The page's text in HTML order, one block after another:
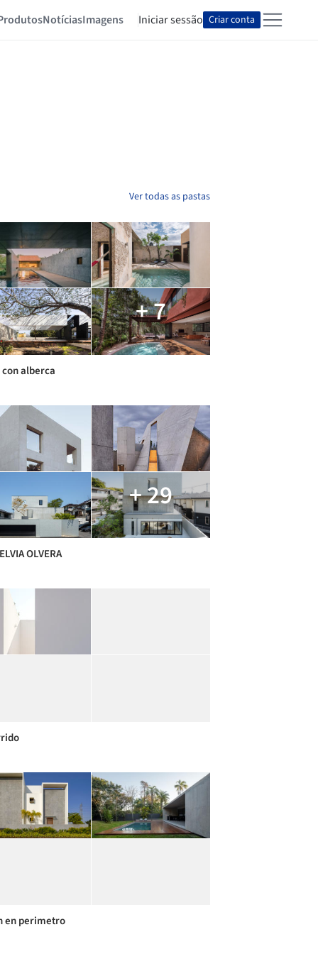
NotíciasImagens Iniciar sessão Criar conta
Ver todas as pastas
+ 7
con alberca
+ 29
OLVERA
en perimetro